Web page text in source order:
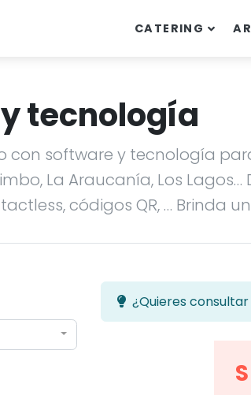
CATERING
tecnología
con software y tecnología
La Araucanía, Los
códigos QR, … Brinda
¿Quieres